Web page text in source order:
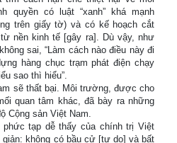
quyền có luật “xanh” khá mạnh
trên giấy tờ) và có kế hoạch cắt
nền kinh tế [gây ra]. Dù vậy, như
sai, “Làm cách nào điều này đi
hàng chục trạm phát điện chạy
sao thì hiểu”.
sẽ thất bại. Môi trường, được cho
quan tâm khác, đã bày ra những
Cộng sản Việt Nam.
tạp dễ thấy của chính trị Việt
không có bầu cử [tự do] và bất